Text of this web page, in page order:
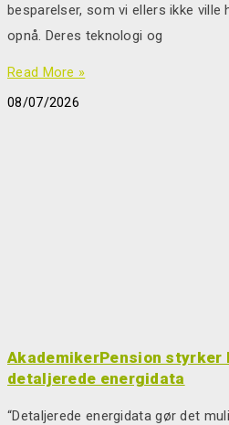
besparelser, som vi ellers ikke
opnå. Deres teknologi og
Read More »
08/07/2026
AkademikerPension styrker
detaljerede energidata
“Detaljerede energidata gør det